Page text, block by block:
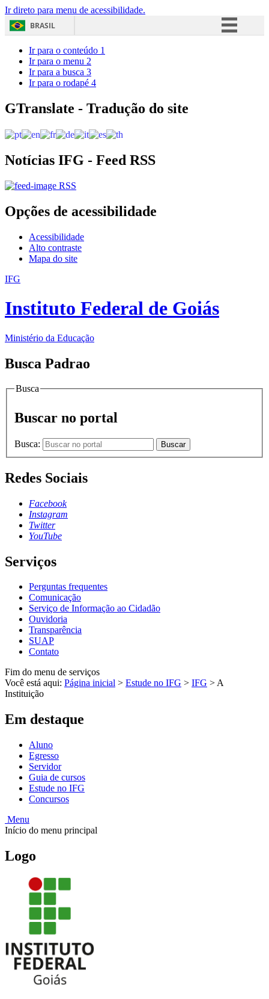
Ir direto para menu de acessibilidade.
BRASIL
Acesso à informação
Ir para o conteúdo 1
Ir para o menu 2
Ir para a busca 3
Ir para o rodapé 4
GTranslate - Tradução do site
Notícias IFG - Feed RSS
RSS
Opções de acessibilidade
Acessibilidade
Alto contraste
Mapa do site
IFG
Instituto Federal de Goiás
Ministério da Educação
Busca Padrao
Busca
Buscar no portal
Busca: Buscar
Redes Sociais
Facebook
Instagram
Twitter
YouTube
Serviços
Perguntas frequentes
Comunicação
Serviço de Informação ao Cidadão
Ouvidoria
Transparência
SUAP
Contato
Fim do menu de serviços
Você está aqui: Página inicial > Estude no IFG > IFG >A
Instituição
Em destaque
Aluno
Egresso
Servidor
Guia de cursos
Estude no IFG
Concursos
Menu
Início do menu principal
Logo